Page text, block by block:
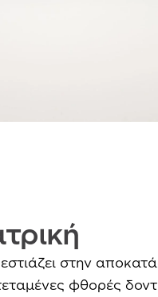
στην
φθορές